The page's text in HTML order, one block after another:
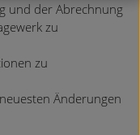
und der Abrechnung
zu
zu
Änderungen